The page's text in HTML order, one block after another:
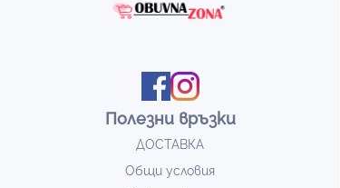
Полезни връзки
ДОСТАВКА
Общи условия